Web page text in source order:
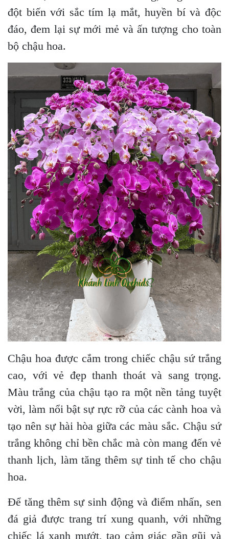
đột biến với sắc tím lạ mắt, huyền bí và độc
đáo, đem lại sự mới mẻ và ấn tượng cho toàn
bộ chậu hoa.
Chậu hoa được cắm trong chiếc chậu sứ trắng
cao, với vẻ đẹp thanh thoát và sang trọng.
Màu trắng của chậu tạo ra một nền tảng tuyệt
vời, làm nổi bật sự rực rỡ của các cành hoa và
tạo nên sự hài hòa giữa các màu sắc. Chậu sứ
trắng không chỉ bền chắc mà còn mang đến vẻ
thanh lịch, làm tăng thêm sự tinh tế cho chậu
hoa.
Để tăng thêm sự sinh động và điểm nhấn, sen
đá giả được trang trí xung quanh, với những
chiếc lá xanh mướt, tạo cảm giác gần gũi và